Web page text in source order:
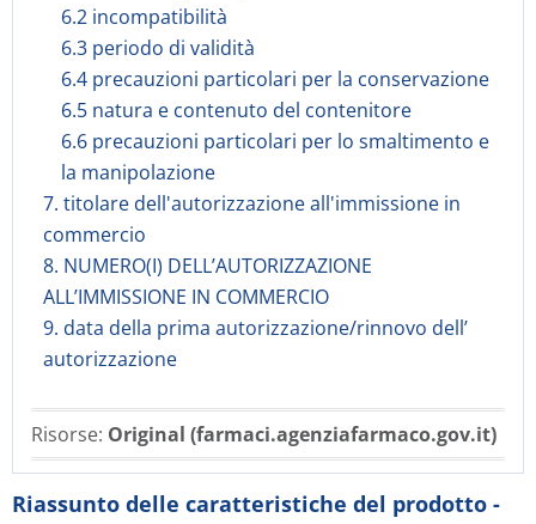
6.2 incompatibilità
6.3 periodo di validità
6.4 precauzioni particolari per la conservazione
6.5 natura e contenuto del contenitore
6.6 precauzioni particolari per lo smaltimento e
la manipolazione
7. titolare dell'autorizzazione all'immissione in
commercio
8. NUMERO(I) DELL’AUTORIZZAZIONE
ALL’IMMISSIONE IN COMMERCIO
9. data della prima autorizzazione/rinnovo dell’
autorizzazione
Risorse: Original (farmaci.agenziafarmaco.gov.it)
Riassunto delle caratteristiche del prodotto -